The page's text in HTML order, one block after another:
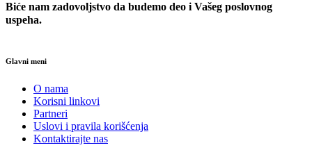
Biće nam zadovoljstvo da budemo deo i Vašeg poslovnog
uspeha.
Glavni meni
O nama
Korisni linkovi
Partneri
Uslovi i pravila korišćenja
Kontaktirajte nas